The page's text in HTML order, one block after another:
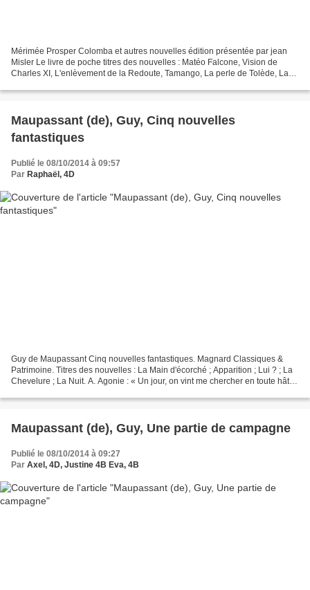
Mérimée Prosper Colomba et autres nouvelles édition présentée par jean
Misler Le livre de poche titres des nouvelles : Matéo Falcone, Vision de
Charles XI, L'enlèvement de la Redoute, Tamango, La perle de Tolède, La
Maupassant (de), Guy, Cinq nouvelles
fantastiques
Publié le 08/10/2014 à 09:57
Par Raphaël, 4D
Guy de Maupassant Cinq nouvelles fantastiques. Magnard Classiques &
Patrimoine. Titres des nouvelles : La Main d'écorché ; Apparition ; Lui ? ; La
Chevelure ; La Nuit. A. Agonie : « Un jour, on vint me chercher en toute hâte
Maupassant (de), Guy, Une partie de campagne
Publié le 08/10/2014 à 09:27
Par Axel, 4D, Justine 4B Eva, 4B